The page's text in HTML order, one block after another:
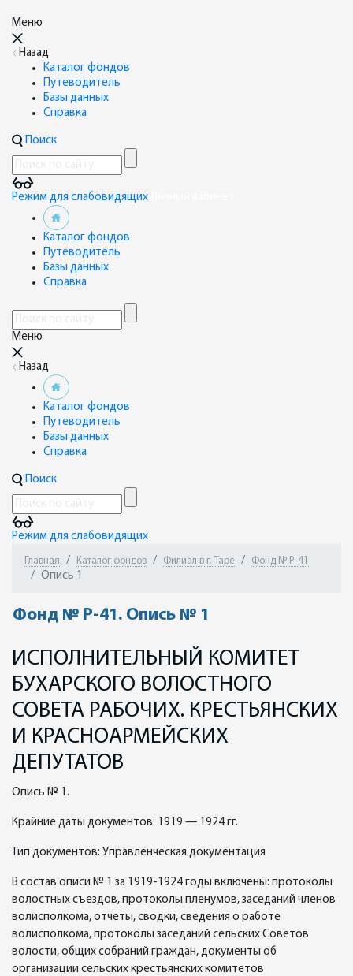
Меню
Назад
Каталог фондов
Путеводитель
Базы данных
Справка
Поиск
Режим для слабовидящих
Каталог фондов
Путеводитель
Базы данных
Справка
Меню
Назад
Каталог фондов
Путеводитель
Базы данных
Справка
Поиск
Режим для слабовидящих
Главная Каталог фондов Филиал в г. Таре Фонд № Р-41
Опись 1
Фонд № Р-41. Опись № 1
ИСПОЛНИТЕЛЬНЫЙ КОМИТЕТ
БУХАРСКОГО ВОЛОСТНОГО
СОВЕТА РАБОЧИХ. КРЕСТЬЯНСКИХ
И КРАСНОАРМЕЙСКИХ
ДЕПУТАТОВ
Опись № 1.
Крайние даты документов: 1919 — 1924 гг.
Тип документов: Управленческая документация
В состав описи № 1 за 1919-1924 годы включены: протоколы
волостных съездов, протоколы пленумов, заседаний членов
волисполкома, отчеты, сводки, сведения о работе
волисполкома, протоколы заседаний сельских Советов
волости, общих собраний граждан, документы об
организации сельских крестьянских комитетов